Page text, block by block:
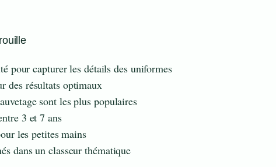
pour capturer les détails des uniformes
des résultats optimaux
sont les plus populaires
3 et 7 ans
les petites mains
dans un classeur thématique